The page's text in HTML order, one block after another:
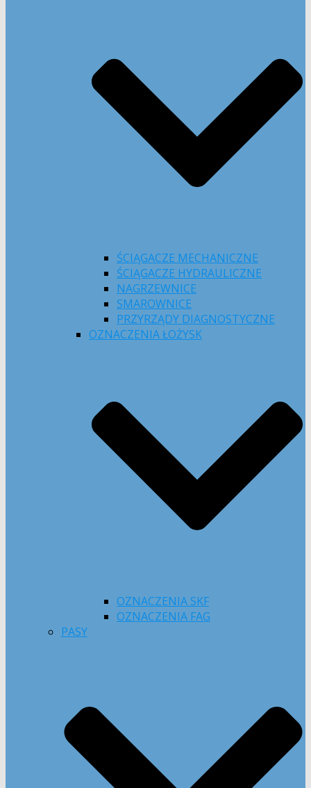
ŚCIĄGACZE MECHANICZNE
ŚCIĄGACZE HYDRAULICZNE
NAGRZEWNICE
SMAROWNICE
PRZYRZĄDY DIAGNOSTYCZNE
OZNACZENIA ŁOŻYSK
OZNACZENIA SKF
OZNACZENIA FAG
PASY